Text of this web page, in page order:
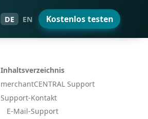
DE EN Kostenlos testen
Inhaltsverzeichnis
merchantCENTRAL Support
Support-Kontakt
E-Mail-Support